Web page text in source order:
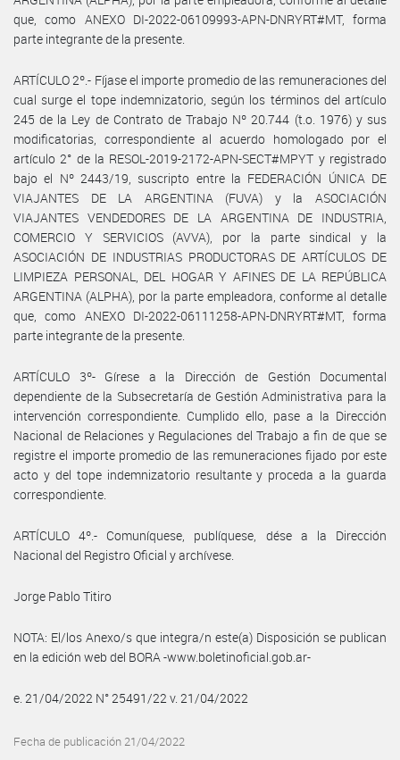
que, como ANEXO DI-2022-06109993-APN-DNRYRT#MT, forma
parte integrante de la presente.
ARTÍCULO 2º.- Fíjase el importe promedio de las remuneraciones del
cual surge el tope indemnizatorio, según los términos del artículo
245 de la Ley de Contrato de Trabajo Nº 20.744 (t.o. 1976) y sus
modificatorias, correspondiente al acuerdo homologado por el
artículo 2° de la RESOL-2019-2172-APN-SECT#MPYT y registrado
bajo el Nº 2443/19, suscripto entre la FEDERACIÓN ÚNICA DE
VIAJANTES DE LA ARGENTINA (FUVA) y la ASOCIACIÓN
VIAJANTES VENDEDORES DE LA ARGENTINA DE INDUSTRIA,
COMERCIO Y SERVICIOS (AVVA), por la parte sindical y la
ASOCIACIÓN DE INDUSTRIAS PRODUCTORAS DE ARTÍCULOS DE
LIMPIEZA PERSONAL, DEL HOGAR Y AFINES DE LA REPÚBLICA
ARGENTINA (ALPHA), por la parte empleadora, conforme al detalle
que, como ANEXO DI-2022-06111258-APN-DNRYRT#MT, forma
parte integrante de la presente.
ARTÍCULO 3º- Gírese a la Dirección de Gestión Documental
dependiente de la Subsecretaría de Gestión Administrativa para la
intervención correspondiente. Cumplido ello, pase a la Dirección
Nacional de Relaciones y Regulaciones del Trabajo a fin de que se
registre el importe promedio de las remuneraciones fijado por este
acto y del tope indemnizatorio resultante y proceda a la guarda
correspondiente.
ARTÍCULO 4º.- Comuníquese, publíquese, dése a la Dirección
Nacional del Registro Oficial y archívese.
Jorge Pablo Titiro
NOTA: El/los Anexo/s que integra/n este(a) Disposición se publican
en la edición web del BORA -www.boletinoficial.gob.ar-
e. 21/04/2022 N° 25491/22 v. 21/04/2022
Fecha de publicación 21/04/2022